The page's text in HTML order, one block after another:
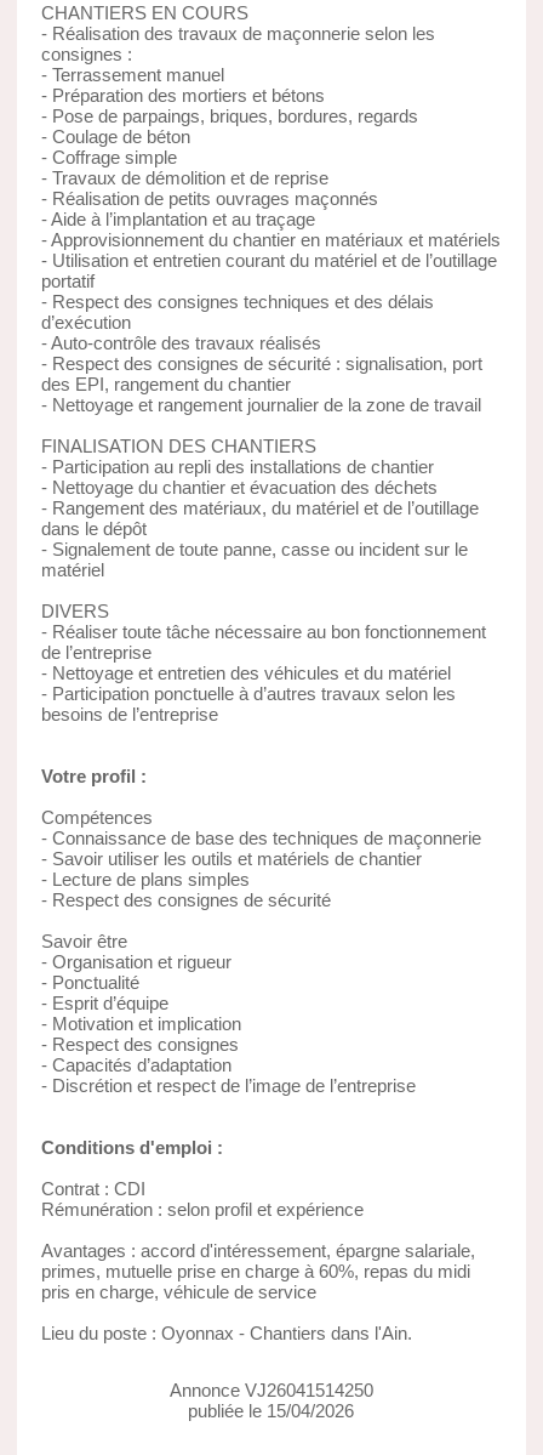
CHANTIERS EN COURS
- Réalisation des travaux de maçonnerie selon les
consignes :
- Terrassement manuel
- Préparation des mortiers et bétons
- Pose de parpaings, briques, bordures, regards
- Coulage de béton
- Coffrage simple
- Travaux de démolition et de reprise
- Réalisation de petits ouvrages maçonnés
- Aide à l’implantation et au traçage
- Approvisionnement du chantier en matériaux et matériels
- Utilisation et entretien courant du matériel et de l’outillage
portatif
- Respect des consignes techniques et des délais
d’exécution
- Auto-contrôle des travaux réalisés
- Respect des consignes de sécurité : signalisation, port
des EPI, rangement du chantier
- Nettoyage et rangement journalier de la zone de travail
FINALISATION DES CHANTIERS
- Participation au repli des installations de chantier
- Nettoyage du chantier et évacuation des déchets
- Rangement des matériaux, du matériel et de l’outillage
dans le dépôt
- Signalement de toute panne, casse ou incident sur le
matériel
DIVERS
- Réaliser toute tâche nécessaire au bon fonctionnement
de l’entreprise
- Nettoyage et entretien des véhicules et du matériel
- Participation ponctuelle à d’autres travaux selon les
besoins de l’entreprise
Votre profil :
Compétences
- Connaissance de base des techniques de maçonnerie
- Savoir utiliser les outils et matériels de chantier
- Lecture de plans simples
- Respect des consignes de sécurité
Savoir être
- Organisation et rigueur
- Ponctualité
- Esprit d’équipe
- Motivation et implication
- Respect des consignes
- Capacités d’adaptation
- Discrétion et respect de l’image de l’entreprise
Conditions d'emploi :
Contrat : CDI
Rémunération : selon profil et expérience
Avantages : accord d'intéressement, épargne salariale,
primes, mutuelle prise en charge à 60%, repas du midi
pris en charge, véhicule de service
Lieu du poste : Oyonnax - Chantiers dans l'Ain.
Annonce VJ26041514250
publiée le 15/04/2026